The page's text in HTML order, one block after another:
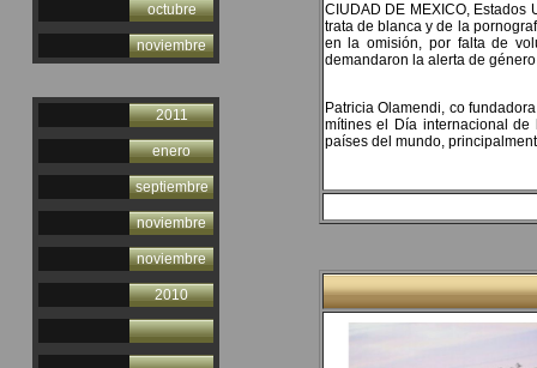
octubre
noviembre
2011
enero
septiembre
noviembre
noviembre
2010
CIUDAD DE MEXICO,
trata de blanca y de la
en la omisión, por falta de
demandaron la alerta de
Patricia Olamendi, co
mítines el Día internacional
países del mundo,